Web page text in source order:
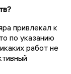
привлекал к
по указанию
работ не